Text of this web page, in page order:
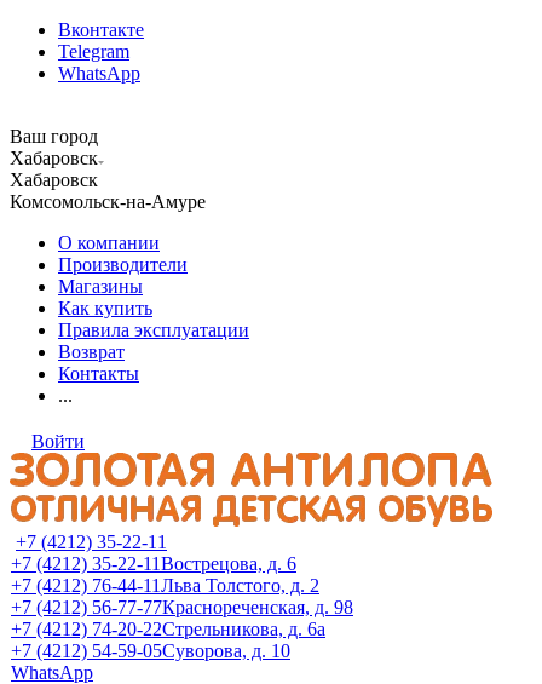
Вконтакте
Telegram
WhatsApp
Ваш город
Хабаровск
Хабаровск
Комсомольск-на-Амуре
О компании
Производители
Магазины
Как купить
Правила эксплуатации
Возврат
Контакты
...
Войти
+7 (4212) 35-22-11
+7 (4212) 35-22-11Вострецова, д. 6
+7 (4212) 76-44-11Льва Толстого, д. 2
+7 (4212) 56-77-77Краснореченская, д. 98
+7 (4212) 74-20-22Стрельникова, д. 6а
+7 (4212) 54-59-05Суворова, д. 10
WhatsApp